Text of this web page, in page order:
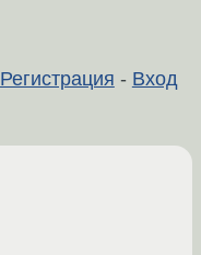
Регистрация - Вход